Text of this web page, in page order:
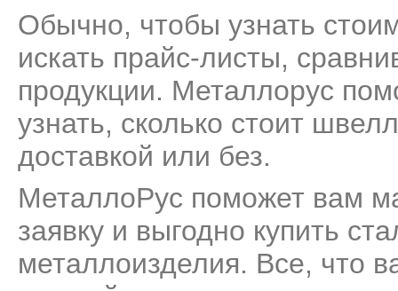
Обычно, чтобы узнать
искать прайс-листы,
продукции. Металлорус
узнать, сколько стоит
доставкой или без.
МеталлоРус поможет вам
заявку и выгодно купить
металлоизделия. Все, что